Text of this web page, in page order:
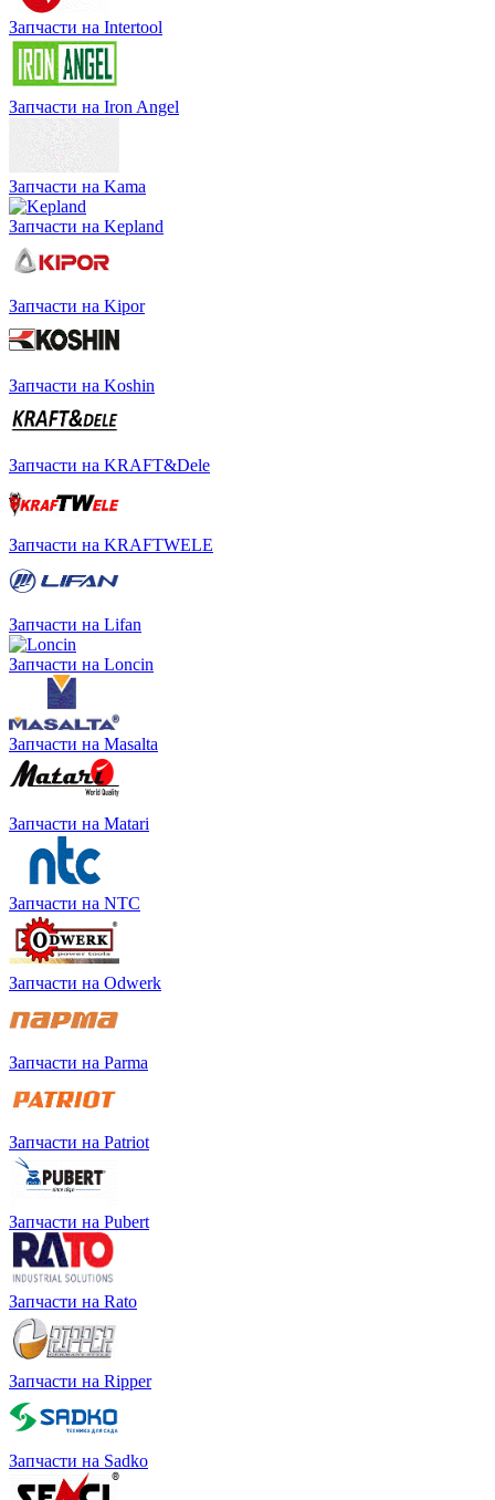
Запчасти на Intertool
Запчасти на Iron Angel
Запчасти на Kama
Запчасти на Kepland
Запчасти на Kipor
Запчасти на Koshin
Запчасти на KRAFT&Dele
Запчасти на KRAFTWELE
Запчасти на Lifan
Запчасти на Loncin
Запчасти на Masalta
Запчасти на Matari
Запчасти на NTC
Запчасти на Odwerk
Запчасти на Parma
Запчасти на Patriot
Запчасти на Pubert
Запчасти на Rato
Запчасти на Ripper
Запчасти на Sadko